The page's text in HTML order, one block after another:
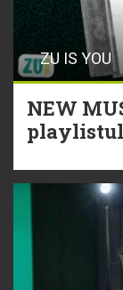
ZU IS YOU
NEW
playlistul